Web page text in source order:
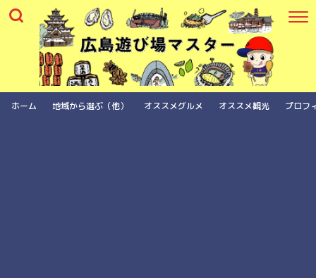
ホーム 地域から選ぶ（他） オススメグルメ オススメ観光 プロフ